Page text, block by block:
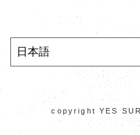
copyright YES